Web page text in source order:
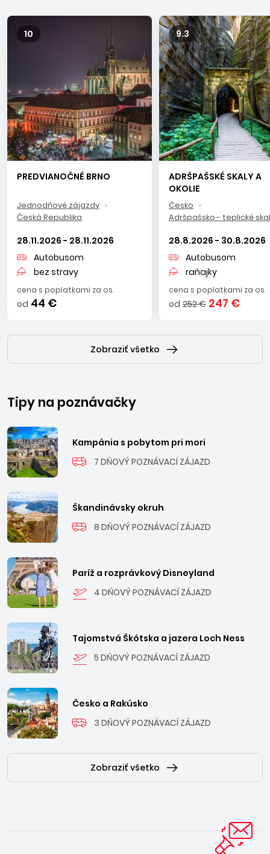
parkuŠumavaalebo pomedzi majestátneAdršpašské
skaly.
10
PREDVIANOČNÉ BRNO
Jednodňové zájazdy
Česká Republika
28.11.2026 - 28.11.2026
Autobusom
bez stravy
cena s poplatkami za os.
od 44 €
9.3
ADRŠPAŠSKÉ SKALY A
OKOLIE
Česko
Adršpašsko - teplické
28.8.2026 - 30.8.2026
Autobusom
raňajky
cena s poplatkami za os.
od 252 € 247 €
Zobraziť všetko
Tipy na poznávačky
Kampánia s pobytom pri mori
7 DŇOVÝ POZNÁVACÍ ZÁJAZD
Škandinávsky okruh
8 DŇOVÝ POZNÁVACÍ ZÁJAZD
Paríž a rozprávkový Disneyland
4 DŇOVÝ POZNÁVACÍ ZÁJAZD
Tajomstvá Škótska a jazera Loch Ness
5 DŇOVÝ POZNÁVACÍ ZÁJAZD
Česko a Rakúsko
3 DŇOVÝ POZNÁVACÍ ZÁJAZD
Zobraziť všetko